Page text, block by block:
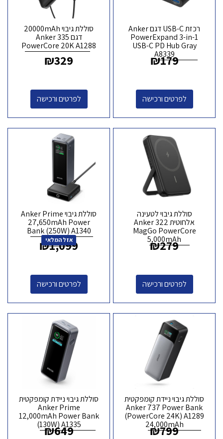
רכזת USB-C דגם Anker
PowerExpand 3-in-1
USB-C PD Hub Gray
A8339
₪179
לפרטים ורכישה
סוללת גיבוי 20000mAh
דגם Anker 335
PowerCore 20K A1288
₪329
לפרטים ורכישה
סוללת גיבוי לטעינה
אלחוטית Anker 322
MagGo PowerCore
5,000mAh
₪279
לפרטים ורכישה
סוללת גיבוי Anker Prime
27,650mAh Power
Bank (250W) A1340
אזל המלאי₪1,099
לפרטים ורכישה
סוללת גיבוי ניידת קומפקטית
Anker 737 Power Bank
(PowerCore 24K) A1289
24,000mAh
₪799
סוללת גיבוי ניידת קומפקטית
Anker Prime
12,000mAh Power Bank
(130W) A1335
₪649